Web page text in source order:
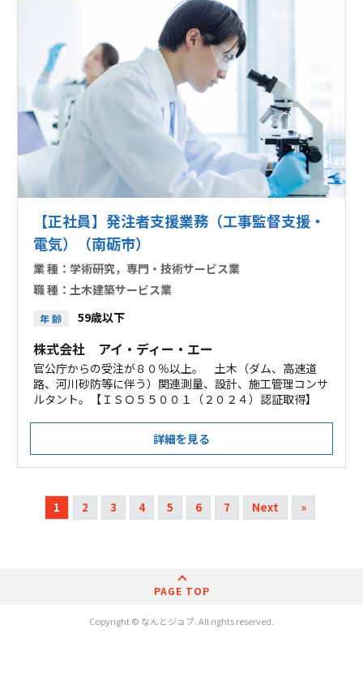
【正社員】発注者支援業務（工事監督支援・
電気）（南砺市）
業 種： 学術研究，専門・技術サービス業
職 種： 土木建築サービス業
年 齢 59歳以下
株式会社 アイ・ディー・エー
官公庁からの受注が８０％以上。 土木（ダム、高速道
路、河川砂防等に伴う）関連測量、設計、施工管理コンサ
ルタント。【ＩＳＯ５５００１（２０２４）認証取得】
詳細を見る
1 2 3 4 5 6 7 Next »
PAGE TOP
Copyright © なんとジョブ. All rights reserved.